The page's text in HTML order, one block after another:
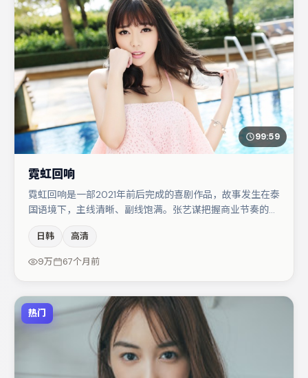
99:59
霓虹回响
霓虹回响是一部2021年前后完成的喜剧作品，故事发生在泰
国语境下，主线清晰、副线饱满。张艺谋把握商业节奏的同
李光洁的对手戏构成全片情感锚点，亚当·德赖弗则以细节
塑造推动谜题层层揭开。若你偏爱强类型与清晰主线，这部
日韩 高清
9万 67个月前
热门